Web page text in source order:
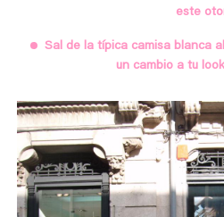
este
Sal de la típica camisa blanca
un cambio a tu